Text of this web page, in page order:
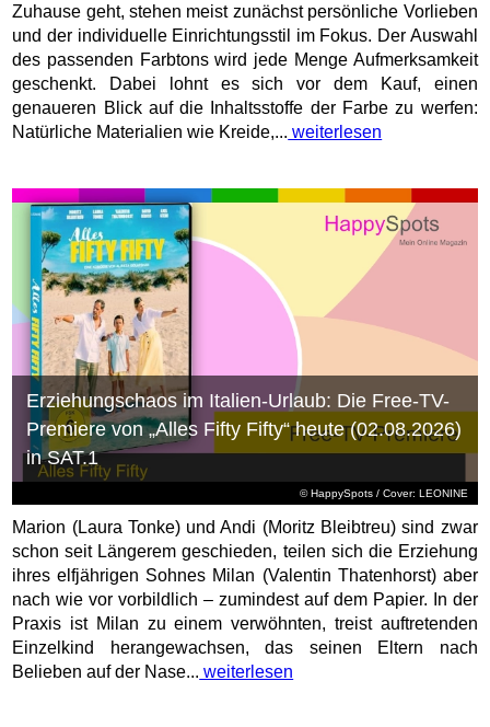
Zuhause geht, stehen meist zunächst persönliche Vorlieben
und der individuelle Einrichtungsstil im Fokus. Der Auswahl
des passenden Farbtons wird jede Menge Aufmerksamkeit
geschenkt. Dabei lohnt es sich vor dem Kauf, einen
genaueren Blick auf die Inhaltsstoffe der Farbe zu werfen:
Natürliche Materialien wie Kreide,... weiterlesen
© HappySpots / Cover: LEONINE
Erziehungschaos im Italien-Urlaub: Die Free-TV-
Premiere von „Alles Fifty Fifty“ heute (02.08.2026)
in SAT.1
Marion (Laura Tonke) und Andi (Moritz Bleibtreu) sind zwar
schon seit Längerem geschieden, teilen sich die Erziehung
ihres elfjährigen Sohnes Milan (Valentin Thatenhorst) aber
nach wie vor vorbildlich – zumindest auf dem Papier. In der
Praxis ist Milan zu einem verwöhnten, treist auftretenden
Einzelkind herangewachsen, das seinen Eltern nach
Belieben auf der Nase... weiterlesen